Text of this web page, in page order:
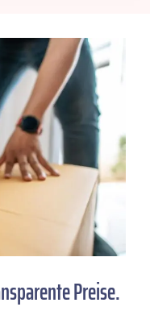
Preise.